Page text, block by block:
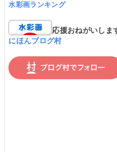
水彩画ランキング
応援おねがいしま
にほんブログ村